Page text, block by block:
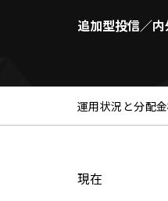
追加型投信／
運用状況と分配金
現在